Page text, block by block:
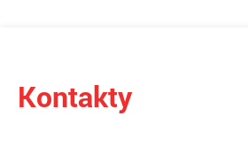
Kontakty